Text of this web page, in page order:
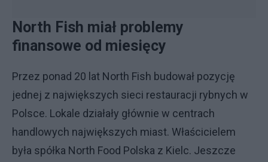
North Fish miał problemy
finansowe od miesięcy
Przez ponad 20 lat North Fish budował pozycję
jednej z największych sieci restauracji rybnych w
Polsce. Lokale działały głównie w centrach
handlowych największych miast. Właścicielem
była spółka North Food Polska z Kielc. Jeszcze